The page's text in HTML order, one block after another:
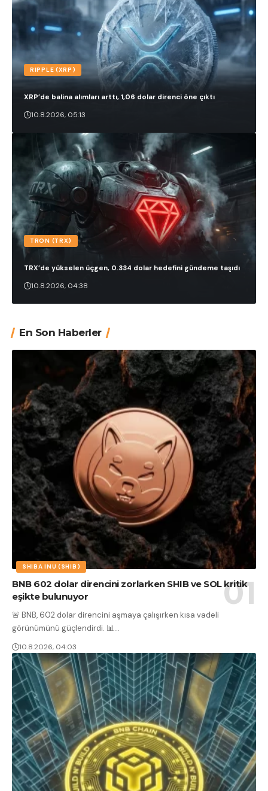
RIPPLE (XRP)
XRP’de balina alımları arttı, 1,06 dolar direnci öne çıktı
10.8.2026, 05:13
TRON (TRX)
TRX’de yükselen üçgen, 0.334 dolar hedefini gündeme taşıdı
10.8.2026, 04:38
En Son Haberler
SHIBA INU (SHIB)
BNB 602 dolar direncini zorlarken SHIB ve SOL kritik
eşikte bulunuyor
🚨 BNB, 602 dolar direncini aşmaya çalışırken kısa vadeli
görünümünü güçlendirdi. 📊…
10.8.2026, 04:03